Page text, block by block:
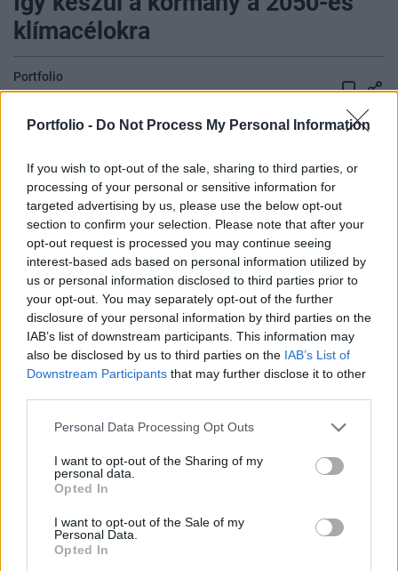
Portfolio - Do Not Process My Personal Information
If you wish to opt-out of the sale, sharing to third parties, or
processing of your personal or sensitive information for
targeted advertising by us, please use the below opt-out
section to confirm your selection. Please note that after your
opt-out request is processed you may continue seeing
interest-based ads based on personal information utilized by
us or personal information disclosed to third parties prior to
your opt-out. You may separately opt-out of the further
disclosure of your personal information by third parties on the
IAB’s list of downstream participants. This information may
also be disclosed by us to third parties on the IAB’s List of
Downstream Participants that may further disclose it to other
Personal Data Processing Opt Outs
I want to opt-out of the Sharing of my
personal data.
Opted In
I want to opt-out of the Sale of my
Personal Data.
Opted In
klímacélokra
Portfolio
2021. május 04. 10:13
klímasemlegességi cél felé történő elmozdulás,
kidolgozás alatt áll a Nemzeti Tiszta Fejlődési
Stratégia, ami a 2050-es klímacélok
elérhetőségének kereteit határozza meg, valamint
több támogatás és banki termék
részletszabályainak kidolgozása, illetve uniós
források lehívásának előkészítése is zajlik –
mondta Steiner Attila, az Innovációs és
Technológiai Minisztérium (ITM) körforgásos
gazdaság fejlesztéséért, energia- és
klímapolitikáért felelős államtitkára a KLíMA –
Zöldpolitikai Percek podcast adásában.
A beszélgetés során többek között arról is szó volt, hogy
hogyan tervezi a kormány a klímasemlegességi célokat
Nemzeti Tiszta Fejlődési Stratégia, ami pontosan azokat a
kereteket próbálja meghatározni, miként is tudunk a 2050-